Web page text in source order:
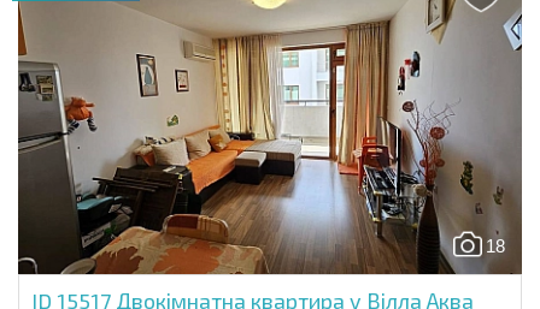
18
ID 15517 Двокімнатна квартира у Вілла Аква